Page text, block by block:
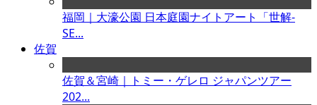
福岡｜大濠公園 日本庭園ナイトアート「世解-
SE...
佐賀
佐賀＆宮崎｜トミー・ゲレロ ジャパンツアー
202...